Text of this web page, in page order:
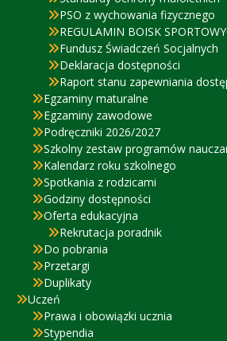
PSO z wychowania fizycznego
REGULAMIN BOISK
Fundusz Świadczeń Socjalnych
Deklaracja dostępności
Raport stanu zapewniania
Egzaminy maturalne
Egzaminy zawodowe
Podręczniki 2026/2027
Szkolny zestaw programów
Kalendarz roku szkolnego
Spotkania z rodzicami
Godziny dostępności
Oferta edukacyjna
Rekrutacja poradnik
Do pobrania
Przetargi
Duplikaty
Uczeń
Prawa i obowiązki ucznia
Stypendia